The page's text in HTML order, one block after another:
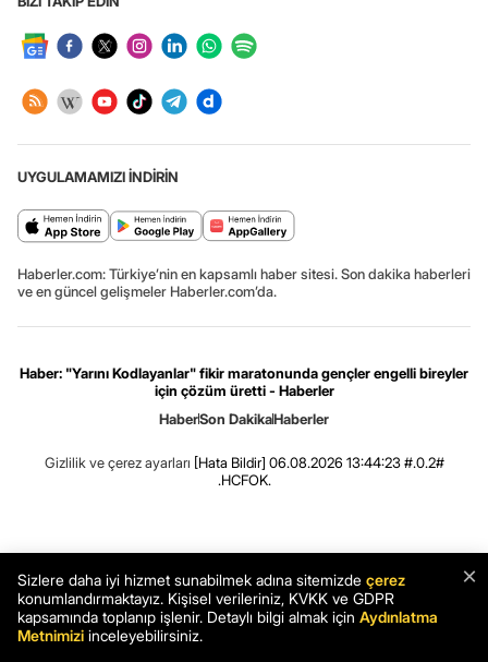
UYGULAMAMIZI İNDİRİN
Haberler.com: Türkiye’nin en kapsamlı haber sitesi. Son dakika haberleri
ve en güncel gelişmeler Haberler.com’da.
Haber: "Yarını Kodlayanlar" fikir maratonunda gençler engelli bireyler
için çözüm üretti - Haberler
HaberSon DakikaHaberler
Gizlilik ve çerez ayarları [Hata Bildir] 06.08.2026 13:44:23 #.0.2#
.HCFOK.
×
Sizlere daha iyi hizmet sunabilmek adına sitemizde çerez
konumlandırmaktayız. Kişisel verileriniz, KVKK ve GDPR
kapsamında toplanıp işlenir. Detaylı bilgi almak için Aydınlatma
Metnimizi inceleyebilirsiniz.